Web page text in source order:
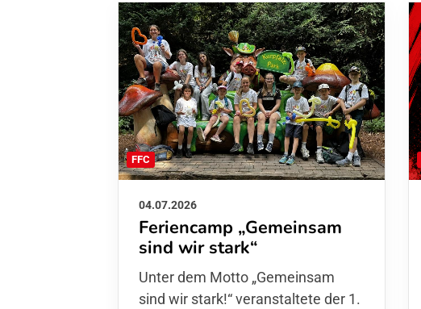
FFC
04.07.2026
Feriencamp „Gemeinsam
sind wir stark“
Unter dem Motto „Gemeinsam sind
wir stark!“ veranstaltete der 1. FFC